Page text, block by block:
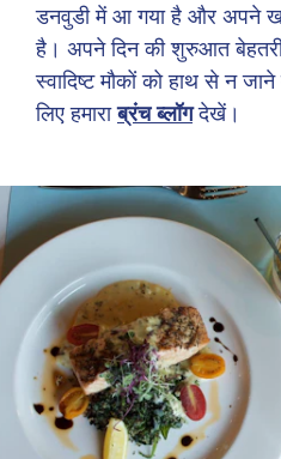
डनवुडी में आ गया है और अपने
है। अपने दिन की शुरुआत
स्वादिष्ट मौकों को हाथ से न
लिए हमाराब्रंच ब्लॉगदेखें।